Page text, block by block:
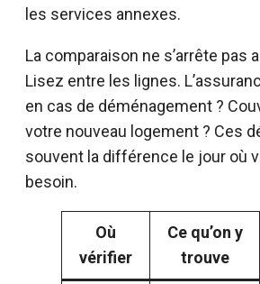
les services annexes.
La comparaison ne s’arrête pas
Lisez entre les lignes.
en cas de déménagement ?
votre nouveau logement ? Ces
souvent la différence le jour où
besoin.
Où
vérifier
Ce qu’on y
trouve